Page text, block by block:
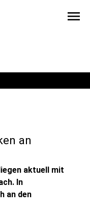
menu
an
aktuell mit
In
an den